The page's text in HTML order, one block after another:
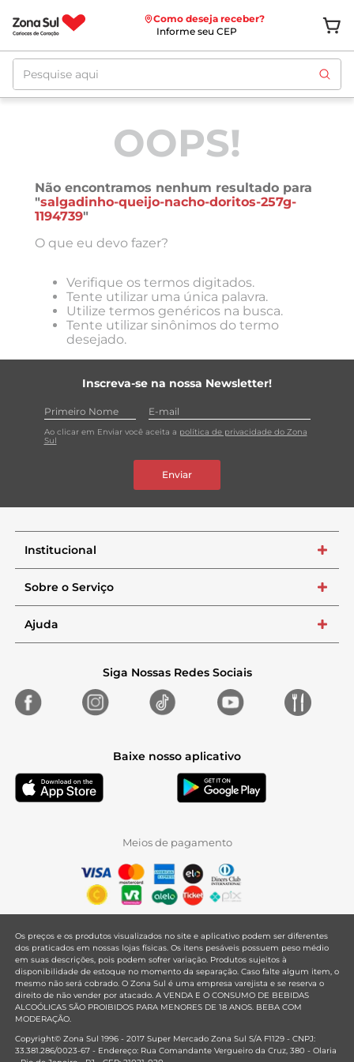
Como deseja receber?
Informe seu CEP
Pesquise aqui
OOPS!
Não encontramos nenhum resultado para
"salgadinho-queijo-nacho-doritos-257g-
1194739"
O que eu devo fazer?
Verifique os termos digitados.
Tente utilizar uma única palavra.
Utilize termos genéricos na busca.
Tente utilizar sinônimos do termo
desejado.
Inscreva-se na nossa Newsletter!
Ao clicar em Enviar você aceita a política de privacidade do Zona
Sul
Enviar
Institucional +
Sobre o Serviço +
Ajuda +
Siga Nossas Redes Sociais
Baixe nosso aplicativo
Meios de pagamento
Os preços e os produtos visualizados no site e aplicativo podem ser diferentes
dos praticados em nossas lojas físicas. Os itens pesáveis possuem peso médio
em suas descrições, pois podem sofrer variação. Produtos sujeitos à
disponibilidade de estoque no momento da separação. Caso falte algum item, o
mesmo não será cobrado. O Zona Sul é uma empresa varejista e se reserva o
direito de não vender por atacado. A VENDA E O CONSUMO DE BEBIDAS
ALCOÓLICAS SÃO PROIBIDOS PARA MENORES DE 18 ANOS. BEBA COM
MODERAÇÃO.
Copyright© Zona Sul 1996 - 2017 Super Mercado Zona Sul S/A F1129 - CNPJ:
33.381.286/0023-67 - Endereço: Rua Comandante Vergueiro da Cruz, 380 - Olaria